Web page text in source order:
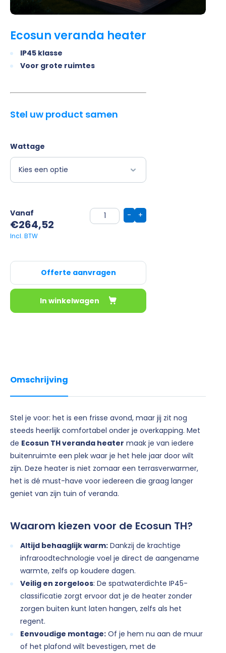
Ecosun veranda heater
IP45 klasse
Voor grote ruimtes
Stel uw product samen
Wattage
Vanaf
€264,52
+
-
Offerte aanvragen
In winkelwagen
Omschrijving
Stel je voor: het is een frisse avond, maar jij zit nog
steeds heerlijk comfortabel onder je overkapping. Met
de Ecosun TH veranda heater maak je van iedere
buitenruimte een plek waar je het hele jaar door wilt
zijn. Deze heater is niet zomaar een terrasverwarmer,
het is dé must-have voor iedereen die graag langer
geniet van zijn tuin of veranda.
Waarom kiezen voor de Ecosun TH?
Altijd behaaglijk warm: Dankzij de krachtige
infraroodtechnologie voel je direct de aangename
warmte, zelfs op koudere dagen.
Veilig en zorgeloos: De spatwaterdichte IP45-
classificatie zorgt ervoor dat je de heater zonder
zorgen buiten kunt laten hangen, zelfs als het
regent.
Eenvoudige montage: Of je hem nu aan de muur
of het plafond wilt bevestigen, met de